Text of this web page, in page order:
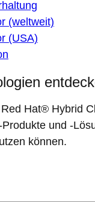
(weltweit)
(USA)
Hat® Hybrid
und -
können.